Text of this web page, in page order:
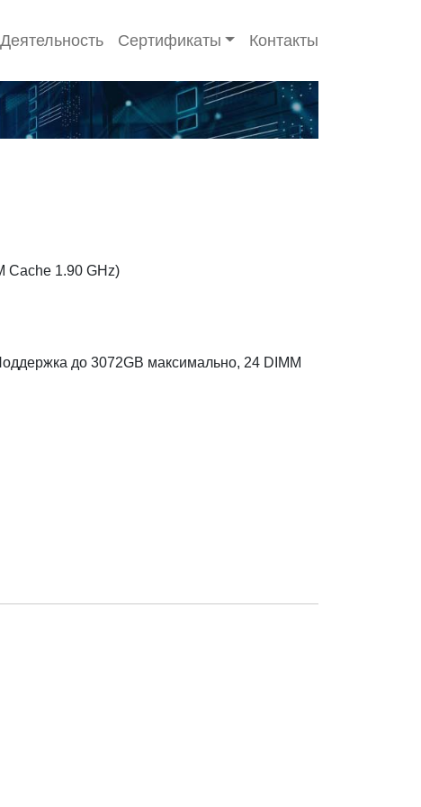
Деятельность Сертификаты Контакты
Cache 1.90 GHz)
до 3072GB максимально, 24 DIMM